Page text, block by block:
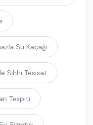
Su Kaçağı
Sıhhi Tesisat
Tespiti